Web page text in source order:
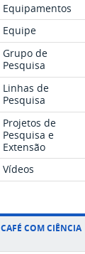
Equipamentos
Equipe
Grupo de
Pesquisa
Linhas de
Pesquisa
Projetos de
Pesquisa e
Extensão
Vídeos
CAFÉ COM CIÊNCIA